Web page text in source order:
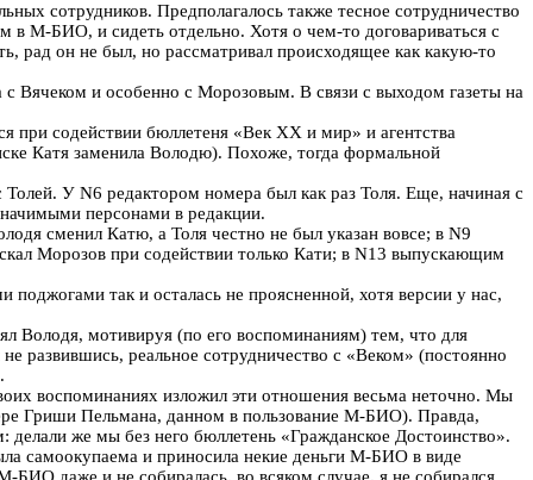
сотрудников. Предполагалось также тесное сотрудничество
М-БИО, и сидеть отдельно. Хотя о чем-то договариваться с
рад он не был, но рассматривал происходящее как какую-то
с Вячеком и особенно с Морозовым. В связи с выходом газеты на
содействии бюллетеня «Век XX и мир» и агентства
Катя заменила Володю). Похоже, тогда формальной
У N6 редактором номера был как раз Толя. Еще, начиная с
персонами в редакции.
сменил Катю, а Толя честно не был указан вовсе; в N9
Морозов при содействии только Кати; в N13 выпускающим
так и осталась не проясненной, хотя версии у нас,
Володя, мотивируя (по его воспоминаниям) тем, что для
развившись, реальное сотрудничество с «Веком» (постоянно
воспоминаниях изложил эти отношения весьма неточно. Мы
Гриши Пельмана, данном в пользование М-БИО). Правда,
же мы без него бюллетень «Гражданское Достоинство».
самоокупаема и приносила некие деньги М-БИО в виде